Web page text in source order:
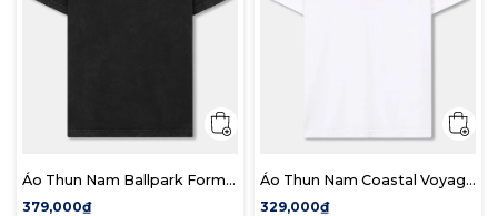
Áo Thun Nam Ballpark Form
Regular
379,000₫
Áo Thun Nam Coastal Voyage
Form Regular
329,000₫